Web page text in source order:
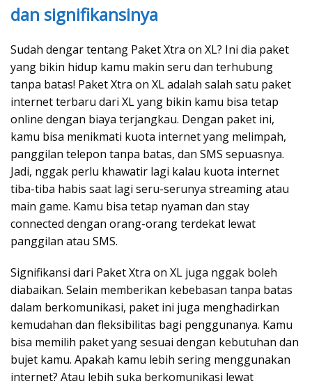
dan signifikansinya
Sudah dengar tentang Paket Xtra on XL? Ini dia paket
yang bikin hidup kamu makin seru dan terhubung
tanpa batas! Paket Xtra on XL adalah salah satu paket
internet terbaru dari XL yang bikin kamu bisa tetap
online dengan biaya terjangkau. Dengan paket ini,
kamu bisa menikmati kuota internet yang melimpah,
panggilan telepon tanpa batas, dan SMS sepuasnya.
Jadi, nggak perlu khawatir lagi kalau kuota internet
tiba-tiba habis saat lagi seru-serunya streaming atau
main game. Kamu bisa tetap nyaman dan stay
connected dengan orang-orang terdekat lewat
panggilan atau SMS.
Signifikansi dari Paket Xtra on XL juga nggak boleh
diabaikan. Selain memberikan kebebasan tanpa batas
dalam berkomunikasi, paket ini juga menghadirkan
kemudahan dan fleksibilitas bagi penggunanya. Kamu
bisa memilih paket yang sesuai dengan kebutuhan dan
bujet kamu. Apakah kamu lebih sering menggunakan
internet? Atau lebih suka berkomunikasi lewat